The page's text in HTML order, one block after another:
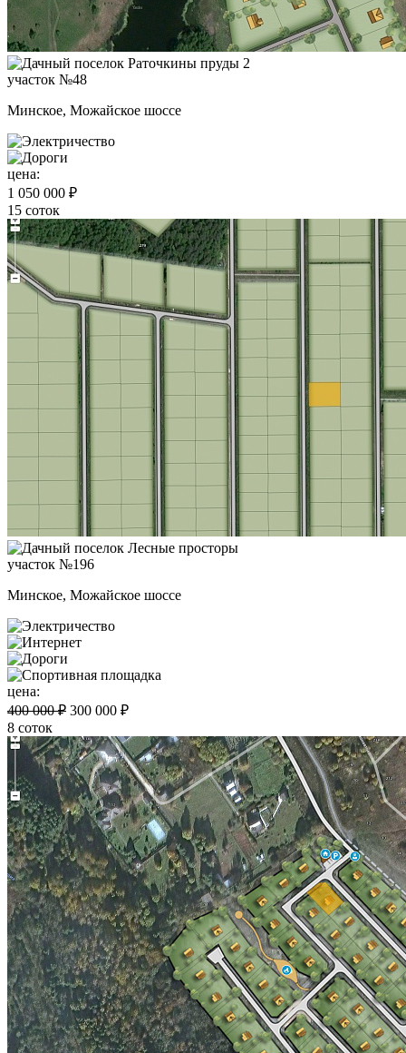
участок №48
Минское, Можайское шоссе
цена:
1 050 000 ₽
15 соток
участок №196
Минское, Можайское шоссе
цена:
400 000 ₽ 300 000 ₽
8 соток